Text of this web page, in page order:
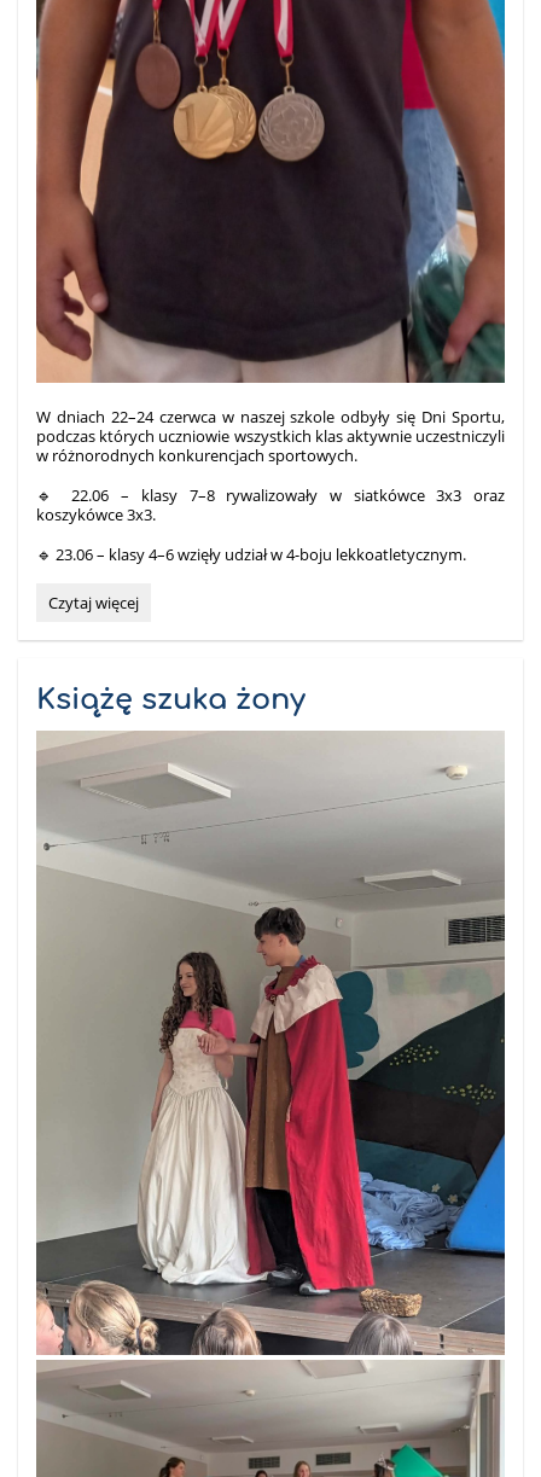
W dniach 22–24 czerwca w naszej szkole odbyły się Dni Sportu,
podczas których uczniowie wszystkich klas aktywnie uczestniczyli
w różnorodnych konkurencjach sportowych.
🔹 22.06 – klasy 7–8 rywalizowały w siatkówce 3x3 oraz
koszykówce 3x3.
🔹 23.06 – klasy 4–6 wzięły udział w 4-boju lekkoatletycznym.
Dni
Czytaj więcej
Książę szuka żony